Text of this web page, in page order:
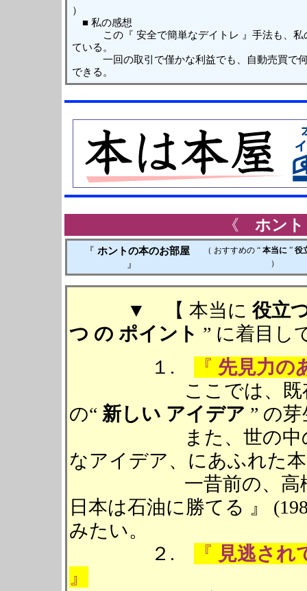
）
■ 私の感想
この『 安全で簡単なデイトレ 』手法も、私の
ている。
一回の取引で僅かな利益でも、自動売買で何
できる。
《ホント
『 ホントの本のお部屋
』
（ おすすめの “ 本当に ” 役
）
▼ 【 本当に 役立
つ の ポイント ” に着目し
１.
『 先見力の
ここでは、既存の
の“ 新しい アイデア ” の
また、世の中の先
なアイデア、にあふれた
一昔前の、高橋 亀
日本は石油に勝てる 』
みたい。
２.
『 見逃され
』